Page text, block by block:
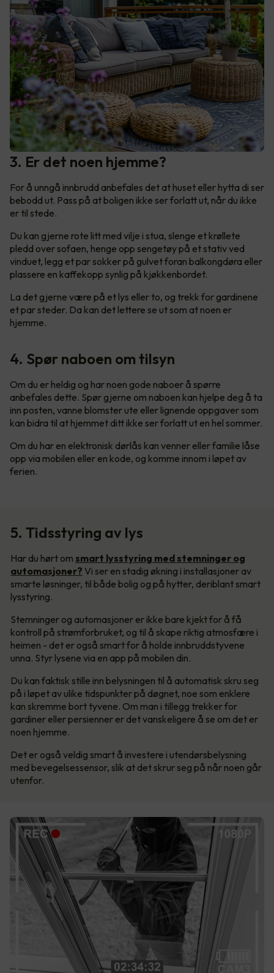
3. Er det noen hjemme?
For å unngå innbrudd anbefales det at huset eller hytta di ser
bebodd ut. Pass på at boligen ikke ser forlatt ut, når du ikke
er til stede.
Du kan gjerne rote litt med vilje i stua, slenge et krøllete
pledd over sofaen, henge opp sengetøy på et stativ ved
vinduet, legg et par sokker på gulvet foran balkongdøra eller
plassere en kaffekopp synlig på kjøkkenbordet.
La det gjerne være på et lys eller to, og trekk for gardinene
et par steder. Da kan det lettere se ut som at noen er
hjemme.
4. Spør naboen om tilsyn
Om du er heldig og har noen gode naboer å spørre
anbefales dette. Spør gjerne om naboen kan hjelpe deg å ta
inn posten, vanne blomster ute eller lignende oppgaver som
kan bidra til at hjemmet ditt ikke ser forlatt ut en hel sommer.
Om du har en elektronisk dørlås kan venner eller familie låse
opp via mobilen eller en kode, og komme innom i løpet av
ferien.
5. Tidsstyring av lys
Har du hørt om smart lysstyring med stemninger og
automasjoner? Vi ser en stadig økning i installasjoner av
smarte løsninger, til både bolig og på hytter, deriblant smart
lysstyring.
Stemninger og automasjoner er ikke bare kjekt for å få
kontroll på strømforbruket, og til å skape riktig atmosfære i
heimen - det er også smart for å holde innbruddstyvene
unna. Styr lysene via en app på mobilen din.
Du kan faktisk stille inn belysningen til å automatisk skru seg
på i løpet av ulike tidspunkter på døgnet, noe som enklere
kan skremme bort tyvene. Om man i tillegg trekker for
gardiner eller persienner er det vanskeligere å se om det er
noen hjemme.
Det er også veldig smart å investere i utendørsbelysning
med bevegelsessensor, slik at det skrur seg på når noen går
utenfor.